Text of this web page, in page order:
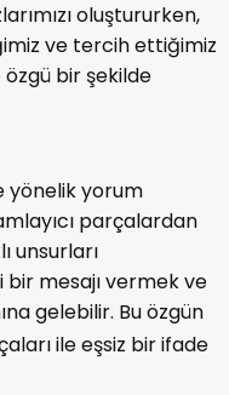
oluştururken,
ve tercih ettiğimiz
bir şekilde
yönelik yorum
parçalardan
unsurları
bir mesajı vermek ve
gelebilir. Bu özgün
ile eşsiz bir ifade